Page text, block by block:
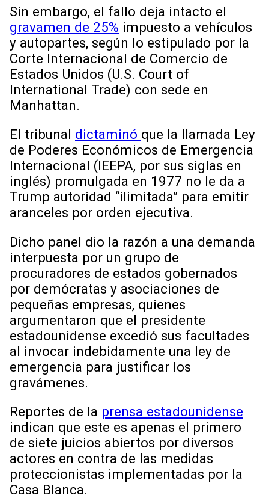
Sin embargo, el fallo deja intacto el
gravamen de 25% impuesto a vehículos
y autopartes, según lo estipulado por la
Corte Internacional de Comercio de
Estados Unidos (U.S. Court of
International Trade) con sede en
Manhattan.
El tribunal dictaminó que la llamada Ley
de Poderes Económicos de Emergencia
Internacional (IEEPA, por sus siglas en
inglés) promulgada en 1977 no le da a
Trump autoridad “ilimitada” para emitir
aranceles por orden ejecutiva.
Dicho panel dio la razón a una demanda
interpuesta por un grupo de
procuradores de estados gobernados
por demócratas y asociaciones de
pequeñas empresas, quienes
argumentaron que el presidente
estadounidense excedió sus facultades
al invocar indebidamente una ley de
emergencia para justificar los
gravámenes.
Reportes de la prensa estadounidense
indican que este es apenas el primero
de siete juicios abiertos por diversos
actores en contra de las medidas
proteccionistas implementadas por la
Casa Blanca.